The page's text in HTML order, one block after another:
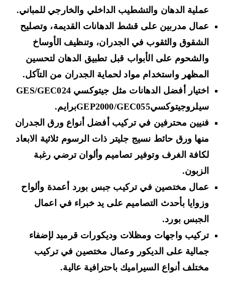
عملية الدهان والتشطيب الداخلي والخارجي للمباني.
عمال مدربين علىقشط الدهانات القديمة، وتصليح
الشقوق والثقوب في الجدران، وتنظيف الأوساخ
والشحوم على الأبواب قبل تطبيق الدهان لتحسين
المظهر واستخدام مواد لحماية الجدران من التآكل.
اختيار أفضل الدهانات مثل
جيتوكسي GES/GEC024
سيلروجيتوكسيGEP2000/GEC055برايم.
فنيين محترفين في تركيب أفضل أنواع ورق الجدران
منهاورق حائط نسيج جليترذات الرسوم ثلاثية الابعاد
لكافة الغرف وتوفير تصاميم وألوان ترضي رغبة
الزبون.
عمال مختصين فيتركيب جبس بورد أعمدة وألواح
وزوايا بأحدث التصاميمعلى يد خبراء في اعمال
الجبس بورد.
تركيب واجهات ومظلات وديكورات قرميد لإضفاء
جمالية على الديكور وعمال مختصين في تركيب
مختلف أنواع السيراميك باحترافية عالية.